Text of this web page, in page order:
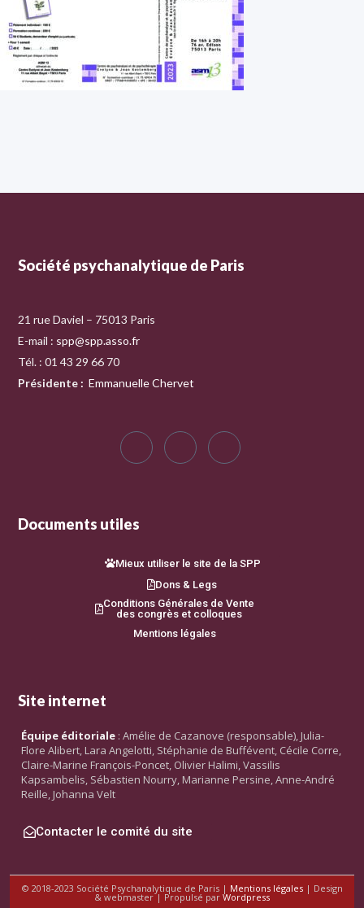
Société psychanalytique de Paris
21 rue Daviel – 75013 Paris
E-mail : spp@spp.asso.fr
Tél. : 01 43 29 66 70
Présidente : Emmanuelle Chervet
Documents utiles
Mieux utiliser le site de la SPP
Dons & Legs
Conditions Générales de Vente
des congrès et colloques
Mentions légales
Site internet
Équipe éditoriale : Amélie de Cazanove (responsable), Julia-
Flore Alibert, Lara Angelotti, Stéphanie de Buffévent, Cécile Corre,
Claire-Marine François-Poncet, Olivier Halimi, Vassilis
Kapsambelis, Sébastien Nourry, Marianne Persine, Anne-André
Reille, Johanna Velt
Contacter le comité du site
© 2018-2023 Société Psychanalytique de Paris | Mentions légales| Design
& webmaster | Propulsé par Wordpress